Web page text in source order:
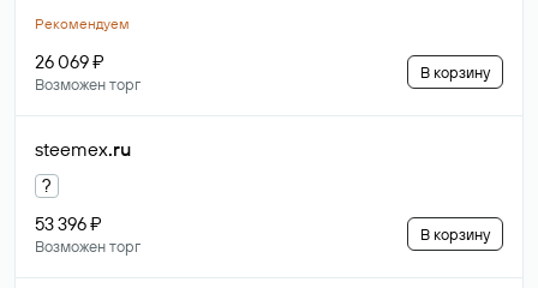
Рекомендуем
26 069 ₽
Возможен торг
В корзину
steemex.ru
?
53 396 ₽
Возможен торг
В корзину